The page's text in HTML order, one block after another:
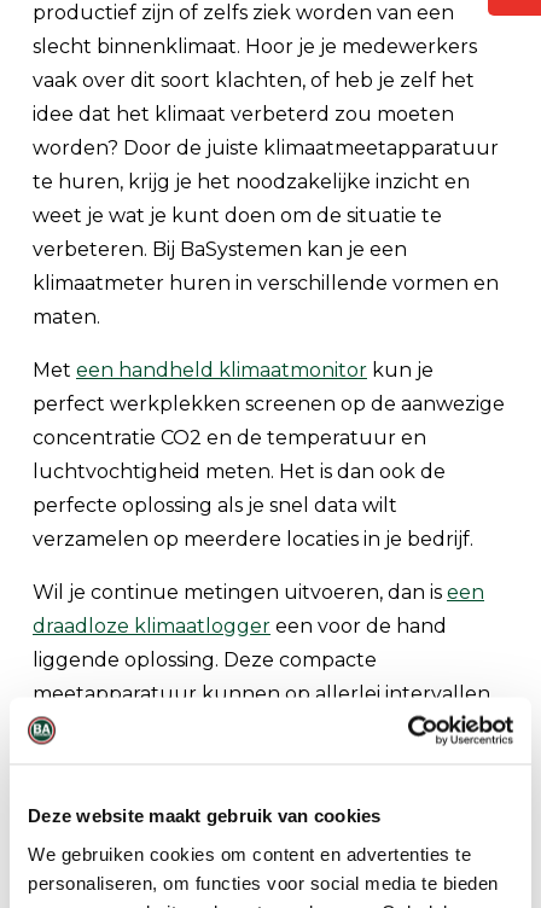
Deze website maakt gebruik van cookies
We gebruiken cookies om content en advertenties te
personaliseren, om functies voor social media te bieden
productief zijn of zelfs ziek worden van een
slecht binnenklimaat. Hoor je je medewerkers
vaak over dit soort klachten, of heb je zelf het
idee dat het klimaat verbeterd zou moeten
worden? Door de juiste klimaatmeetapparatuur
te huren, krijg je het noodzakelijke inzicht en
weet je wat je kunt doen om de situatie te
verbeteren. Bij BaSystemen kan je een
klimaatmeter huren in verschillende vormen en
maten.
Met een handheld klimaatmonitor kun je
perfect werkplekken screenen op de aanwezige
concentratie CO2 en de temperatuur en
luchtvochtigheid meten. Het is dan ook de
perfecte oplossing als je snel data wilt
verzamelen op meerdere locaties in je bedrijf.
Wil je continue metingen uitvoeren, dan is een
draadloze klimaatlogger een voor de hand
liggende oplossing. Deze compacte
meetapparatuur kunnen op allerlei intervallen
worden ingesteld, en daarmee een duidelijk
het internet, zodat je van achter je laptop inzicht
hebt in de luchtkwaliteit binnen jouw bedrijf.